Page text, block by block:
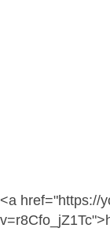
<a href="https://